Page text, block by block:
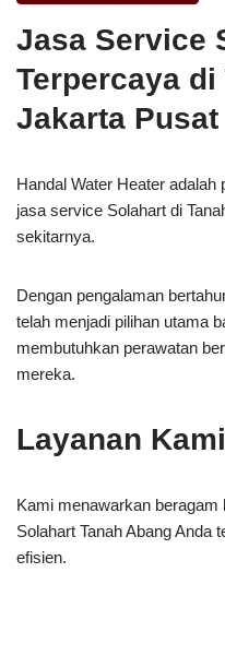
Jasa Service
Terpercaya di
Jakarta Pusat
Handal Water Heater
jasa service Solahart di
sekitarnya.
Dengan pengalaman
telah menjadi pilihan utama
membutuhkan perawatan
mereka.
Layanan Kami
Kami menawarkan
Solahart Tanah Abang Anda
efisien.